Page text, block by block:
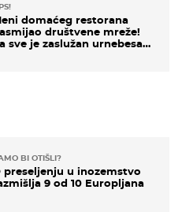
domaćeg restorana
društvene mreže!
sve je zaslužan urnebesan
BI OTIŠLI?
preseljenju u inozemstvo
9 od 10 Europljana